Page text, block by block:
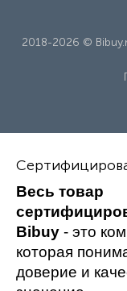
2018-2026 ©
Весь товар
Bibuy - это
которая
доверие и